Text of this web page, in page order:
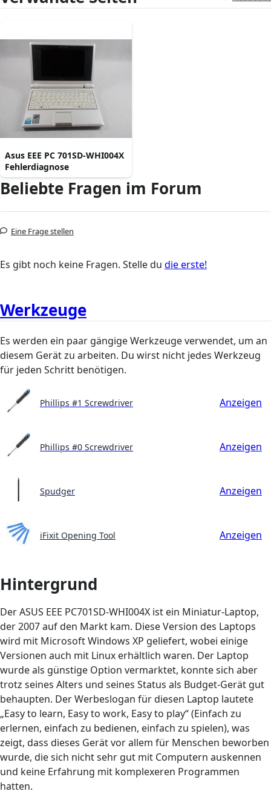
Asus EEE PC 701SD-WHI004X
Fehlerdiagnose
Beliebte Fragen im Forum
Eine Frage stellen
Es gibt noch keine Fragen. Stelle du die erste!
Werkzeuge
Es werden ein paar gängige Werkzeuge verwendet, um an
diesem Gerät zu arbeiten. Du wirst nicht jedes Werkzeug
für jeden Schritt benötigen.
Phillips #1 Screwdriver Anzeigen
Phillips #0 Screwdriver Anzeigen
Spudger Anzeigen
iFixit Opening Tool Anzeigen
Hintergrund
Der ASUS EEE PC701SD-WHI004X ist ein Miniatur-Laptop,
der 2007 auf den Markt kam. Diese Version des Laptops
wird mit Microsoft Windows XP geliefert, wobei einige
Versionen auch mit Linux erhältlich waren. Der Laptop
wurde als günstige Option vermarktet, konnte sich aber
trotz seines Alters und seines Status als Budget-Gerät gut
behaupten. Der Werbeslogan für diesen Laptop lautete
„Easy to learn, Easy to work, Easy to play“ (Einfach zu
erlernen, einfach zu bedienen, einfach zu spielen), was
zeigt, dass dieses Gerät vor allem für Menschen beworben
wurde, die sich nicht sehr gut mit Computern auskennen
und keine Erfahrung mit komplexeren Programmen
hatten.